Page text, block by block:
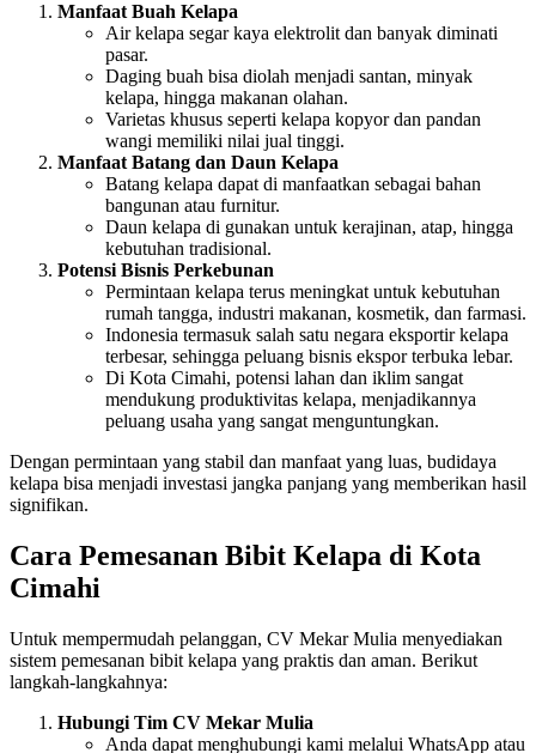
Manfaat Buah Kelapa
Air kelapa segar kaya elektrolit dan banyak diminati
pasar.
Daging buah bisa diolah menjadi santan, minyak
kelapa, hingga makanan olahan.
Varietas khusus seperti kelapa kopyor dan pandan
wangi memiliki nilai jual tinggi.
Manfaat Batang dan Daun Kelapa
Batang kelapa dapat di manfaatkan sebagai bahan
bangunan atau furnitur.
Daun kelapa di gunakan untuk kerajinan, atap, hingga
kebutuhan tradisional.
Potensi Bisnis Perkebunan
Permintaan kelapa terus meningkat untuk kebutuhan
rumah tangga, industri makanan, kosmetik, dan farmasi.
Indonesia termasuk salah satu negara eksportir kelapa
terbesar, sehingga peluang bisnis ekspor terbuka lebar.
Di Kota Cimahi, potensi lahan dan iklim sangat
mendukung produktivitas kelapa, menjadikannya
peluang usaha yang sangat menguntungkan.
Dengan permintaan yang stabil dan manfaat yang luas, budidaya
kelapa bisa menjadi investasi jangka panjang yang memberikan hasil
signifikan.
Cara Pemesanan Bibit Kelapa di Kota
Cimahi
Untuk mempermudah pelanggan, CV Mekar Mulia menyediakan
sistem pemesanan bibit kelapa yang praktis dan aman. Berikut
langkah-langkahnya:
Hubungi Tim CV Mekar Mulia
Anda dapat menghubungi kami melalui WhatsApp atau